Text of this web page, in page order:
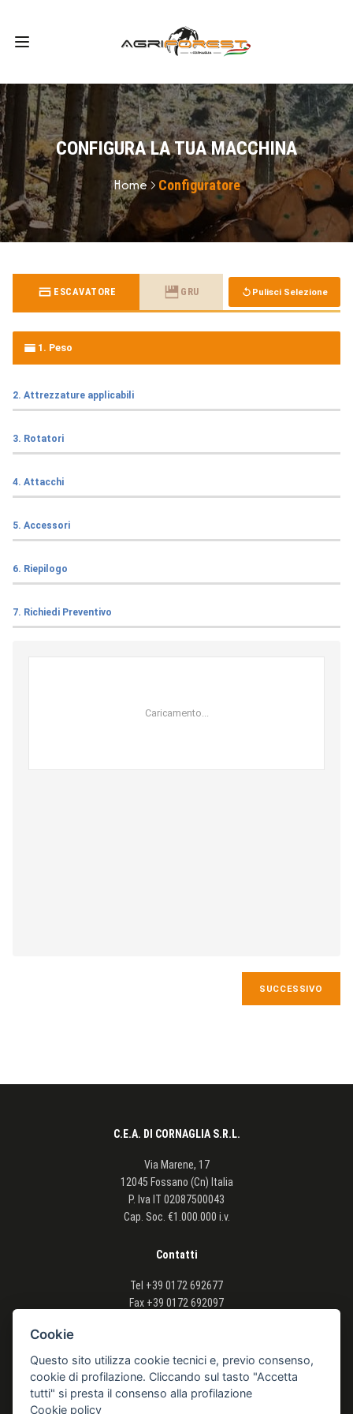
CONFIGURA LA TUA MACCHINA
Home Configuratore
ESCAVATORE GRU Pulisci Selezione
1. Peso
2. Attrezzature applicabili
3. Rotatori
4. Attacchi
5. Accessori
6. Riepilogo
7. Richiedi Preventivo
Caricamento...
SUCCESSIVO
C.E.A. DI CORNAGLIA S.R.L.
Via Marene, 17
12045 Fossano (Cn) Italia
P. Iva IT 02087500043
Cap. Soc. €1.000.000 i.v.
Contatti
Tel +39 0172 692677
Fax +39 0172 692097
Seguici
Cookie
Questo sito utilizza cookie tecnici e, previo consenso,
cookie di profilazione. Cliccando sul tasto "Accetta
tutti" si presta il consenso alla profilazione
Cookie policy